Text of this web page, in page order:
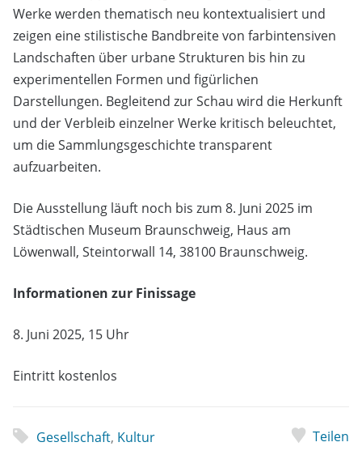
Werke werden thematisch neu kontextualisiert und
zeigen eine stilistische Bandbreite von farbintensiven
Landschaften über urbane Strukturen bis hin zu
experimentellen Formen und figürlichen
Darstellungen. Begleitend zur Schau wird die Herkunft
und der Verbleib einzelner Werke kritisch beleuchtet,
um die Sammlungsgeschichte transparent
aufzuarbeiten.
Die Ausstellung läuft noch bis zum 8. Juni 2025 im
Städtischen Museum Braunschweig, Haus am
Löwenwall, Steintorwall 14, 38100 Braunschweig.
Informationen zur Finissage
8. Juni 2025, 15 Uhr
Eintritt kostenlos
Gesellschaft, Kultur Teilen